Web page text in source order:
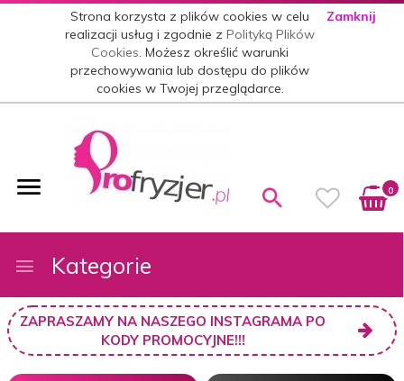
Strona korzysta z plików cookies w celu
realizacji usług i zgodnie zPolityką Plików
Cookies. Możesz określić warunki
przechowywania lub dostępu do plików
cookies w Twojej przeglądarce.
Zamknij
0
Kategorie
ZAPRASZAMY NA NASZEGO INSTAGRAMA PO
KODY PROMOCYJNE!!!